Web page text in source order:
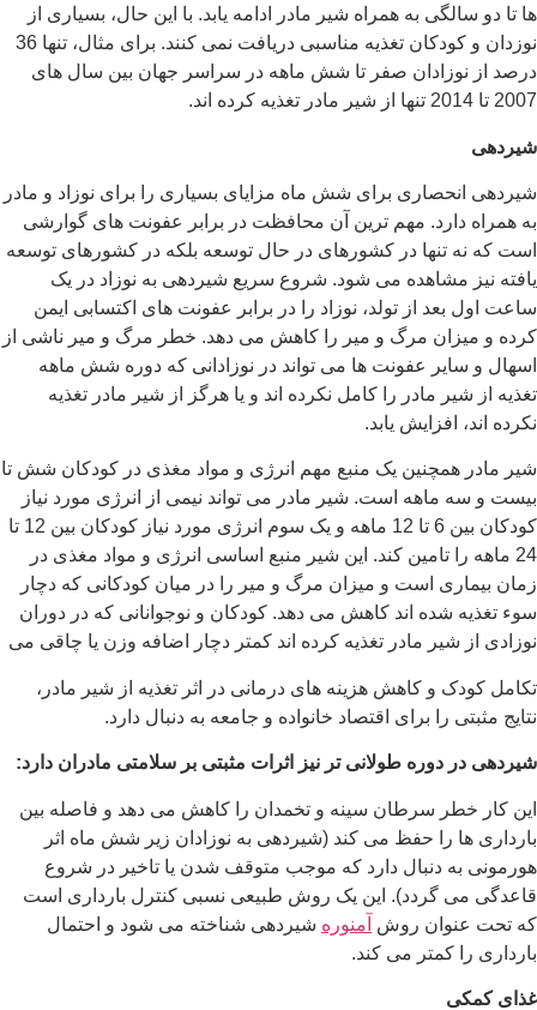
ها تا دو سالگی به همراه شیر مادر ادامه یابد. با این حال، بسیاری از
نوزدان و کودکان تغذیه مناسبی دریافت نمی کنند. برای مثال، تنها 36
درصد از نوزادان صفر تا شش ماهه در سراسر جهان بین سال های
2007 تا 2014 تنها از شیر مادر تغذیه کرده اند.
شیردهی
شیردهی انحصاری برای شش ماه مزایای بسیاری را برای نوزاد و مادر
به همراه دارد. مهم ترین آن محافظت در برابر عفونت های گوارشی
است که نه تنها در کشورهای در حال توسعه بلکه در کشورهای توسعه
یافته نیز مشاهده می شود. شروع سریع شیردهی به نوزاد در یک
ساعت اول بعد از تولد، نوزاد را در برابر عفونت های اکتسابی ایمن
کرده و میزان مرگ و میر را کاهش می دهد. خطر مرگ و میر ناشی از
اسهال و سایر عفونت ها می تواند در نوزادانی که دوره شش ماهه
تغذیه از شیر مادر را کامل نکرده اند و یا هرگز از شیر مادر تغذیه
نکرده اند، افزایش یابد.
شیر مادر همچنین یک منبع مهم انرژی و مواد مغذی در کودکان شش تا
بیست و سه ماهه است. شیر مادر می تواند نیمی از انرژی مورد نیاز
کودکان بین 6 تا 12 ماهه و یک سوم انرژی مورد نیاز کودکان بین 12 تا
24 ماهه را تامین کند. این شیر منبع اساسی انرژی و مواد مغذی در
زمان بیماری است و میزان مرگ و میر را در میان کودکانی که دچار
سوء تغذیه شده اند کاهش می دهد. کودکان و نوجوانانی که در دوران
نوزادی از شیر مادر تغذیه کرده اند کمتر دچار اضافه وزن یا چاقی می
تکامل کودک و کاهش هزینه های درمانی در اثر تغذیه از شیر مادر،
نتایج مثبتی را برای اقتصاد خانواده و جامعه به دنبال دارد.
شیردهی در دوره طولانی تر نیز اثرات مثبتی بر سلامتی مادران دارد:
این کار خطر سرطان سینه و تخمدان را کاهش می دهد و فاصله بین
بارداری ها را حفظ می کند (شیردهی به نوزادان زیر شش ماه اثر
هورمونی به دنبال دارد که موجب متوقف شدن یا تاخیر در شروع
قاعدگی می گردد). این یک روش طبیعی نسبی کنترل بارداری است
که تحت عنوان روش آمنوره شیردهی شناخته می شود و احتمال
بارداری را کمتر می کند.
غذای کمکی